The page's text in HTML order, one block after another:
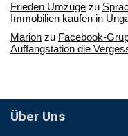
Frieden Umzüge zu
Immobilien kaufen in
Marion zu Facebook-
Auffangstation die
Über Uns